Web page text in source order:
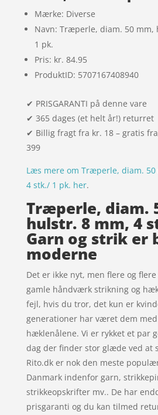
Mærke: Diverse
Navn: Træperle, diam. 50 mm,
1 pk.
Pris: kr. 84.95
ProduktID: 5707167408940
✔ PRISGARANTI på denne vare
✔ 365 dages (et helt år!) returret
✔ Billig fragt fra kr. 18 – gratis
399
Læs mere om Træperle, diam.
4 stk./ 1 pk. her.
Træperle, diam.
hulstr. 8 mm, 4
Garn og strik er
moderne
Det er ikke nyt, men flere og
gamle håndværk strikning og
fejl, hvis du tror, det kun er
generationer har været dem
hæklenålene. Vi er rykket et par
dag der finder stor glæde ved at
Rito.dk er nok den meste
Danmark indenfor garn,
strikkeopskrifter mv.. De har
prisgaranti og du kan tilmed